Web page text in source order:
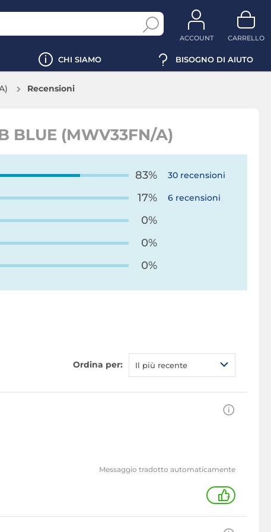
ACCOUNT CARRELLO
CHI SIAMO BISOGNO DI AIUTO
Recensioni
BLUE (MWV33FN/A)
83% 30 recensioni
17% 6 recensioni
0%
0%
0%
Ordina per: Il più recente
Messaggio tradotto automaticamente
+